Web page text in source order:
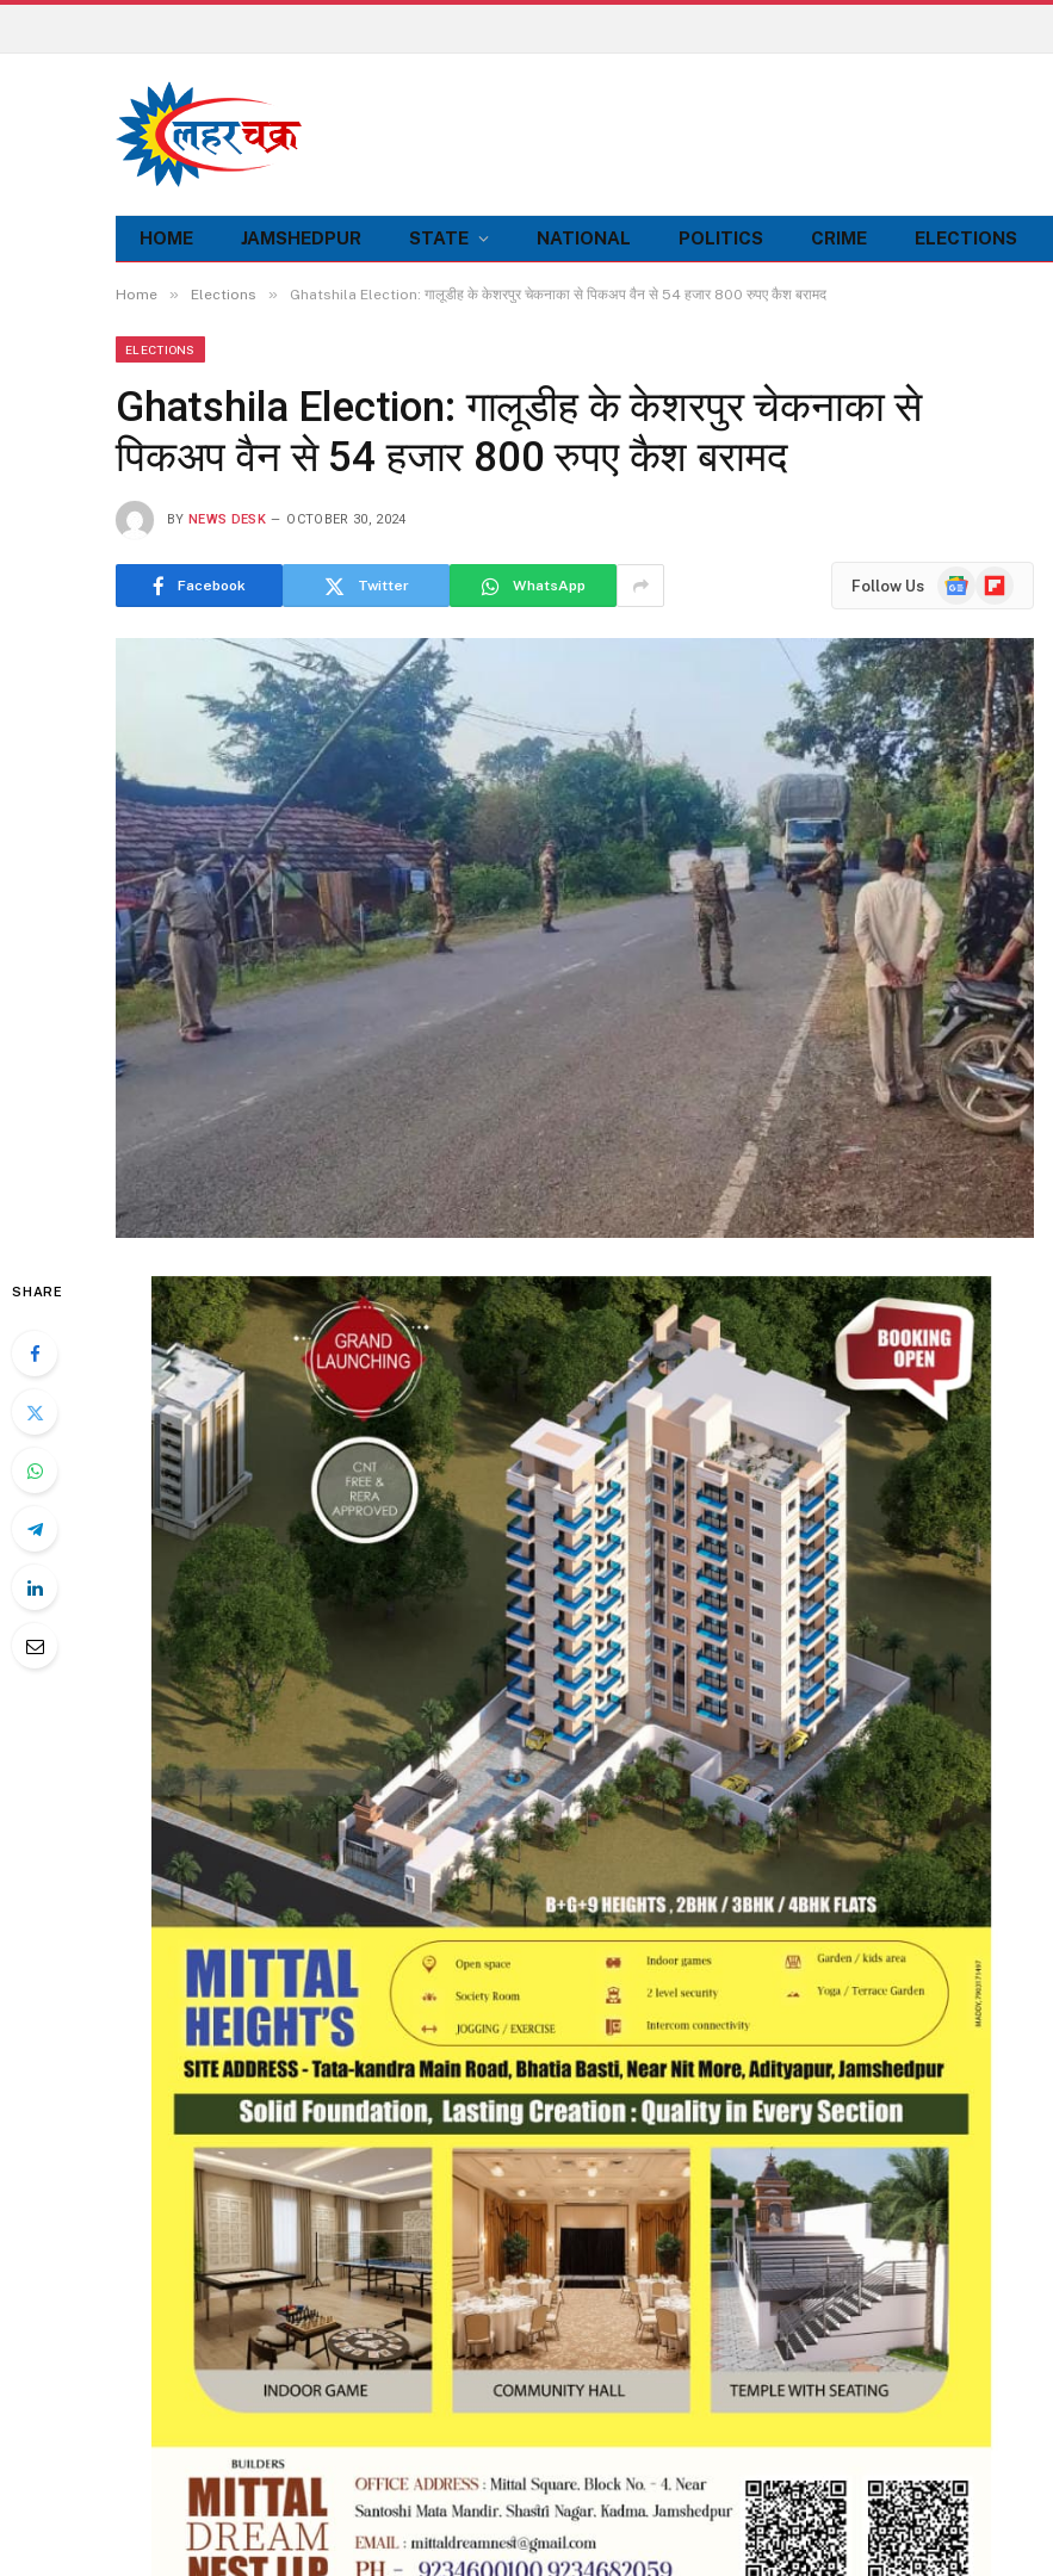
HOME JAMSHEDPUR STATE NATIONAL POLITICS CRIME ELECTIONS
Home » Elections » Ghatshila Election: गालूडीह के केशरपुर चेकनाका से पिकअप वैन से 54 हजार 800 रुपए कैश बरामद
ELECTIONS
Ghatshila Election: गालूडीह के केशरपुर चेकनाका से
पिकअप वैन से 54 हजार 800 रुपए कैश बरामद
BY NEWS DESK OCTOBER 30, 2024
Facebook Twitter WhatsApp Follow Us
GoogleFlipboard
SHARE